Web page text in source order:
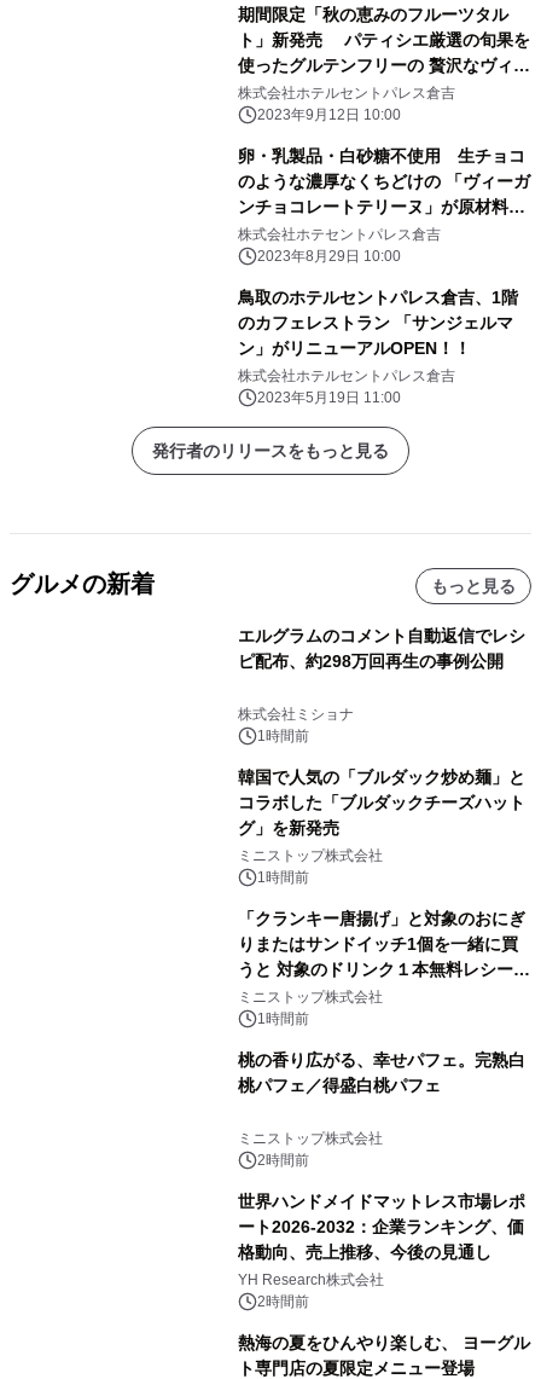
期間限定「秋の恵みのフルーツタル
ト」新発売 パティシエ厳選の旬果を
使ったグルテンフリーの 贅沢なヴィー
ガンタルト
株式会社ホテルセントパレス倉吉
2023年9月12日 10:00
卵・乳製品・白砂糖不使用 生チョコ
のような濃厚なくちどけの 「ヴィーガ
ンチョコレートテリーヌ」が原材料を
一新しリニューアル
株式会社ホテセントパレス倉吉
2023年8月29日 10:00
鳥取のホテルセントパレス倉吉、1階
のカフェレストラン 「サンジェルマ
ン」がリニューアルOPEN！！
株式会社ホテルセントパレス倉吉
2023年5月19日 11:00
発行者のリリースをもっと見る
グルメの新着 もっと見る
エルグラムのコメント自動返信でレシ
ピ配布、約298万回再生の事例公開
株式会社ミショナ
1時間前
韓国で人気の「ブルダック炒め麺」と
コラボした「ブルダックチーズハット
グ」を新発売
ミニストップ株式会社
1時間前
「クランキー唐揚げ」と対象のおにぎ
りまたはサンドイッチ1個を一緒に買
うと 対象のドリンク１本無料レシート
クーポンもらえる！※1
ミニストップ株式会社
1時間前
桃の香り広がる、幸せパフェ。完熟白
桃パフェ／得盛白桃パフェ
ミニストップ株式会社
2時間前
世界ハンドメイドマットレス市場レポ
ート2026-2032：企業ランキング、価
格動向、売上推移、今後の見通し
YH Research株式会社
2時間前
熱海の夏をひんやり楽しむ、 ヨーグル
ト専門店の夏限定メニュー登場